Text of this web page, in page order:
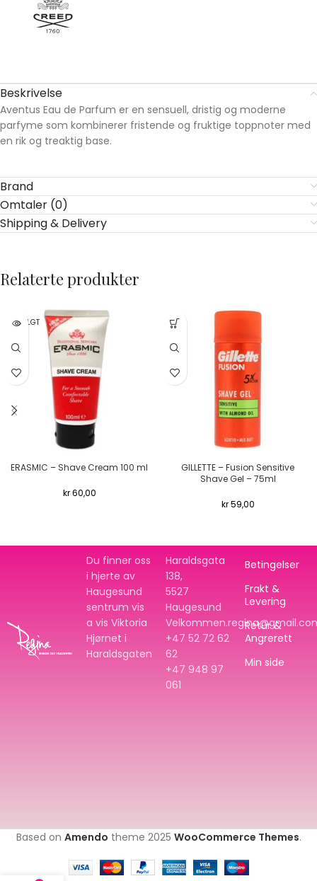
Beskrivelse
Aventus Eau de Parfum er en sensuell, dristig og moderne
parfyme som kombinerer fristende og fruktige toppnoter med
en rik og treaktig base.
Brand
Omtaler (0)
Shipping & Delivery
Relaterte produkter
UTSOLGT
ERASMIC – Shave Cream 100 ml
kr60,00
GILLETTE – Fusion Sensitive
Shave Gel – 75ml
kr59,00
Du finner oss
i hjerte av
Haugesund
sentrum vis
a vis Viktoria
Hjørnet i
Haraldsgaten
Haraldsgata
138,
5527
Haugesund
+47 52 72 62
62
+47 948 97
061
Betingelser
Frakt &
Levering
Retur &
Angrerett
Min side
Based on Amendo theme 2025 WooCommerce Themes.